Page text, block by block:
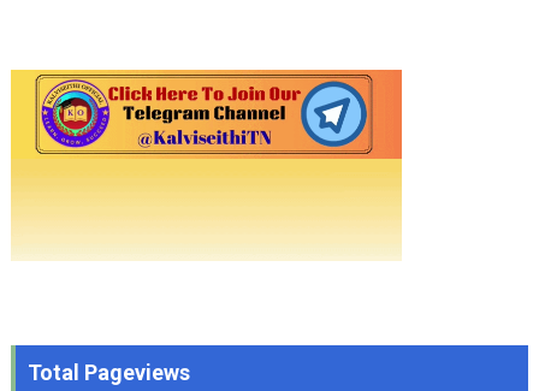
Total Pageviews